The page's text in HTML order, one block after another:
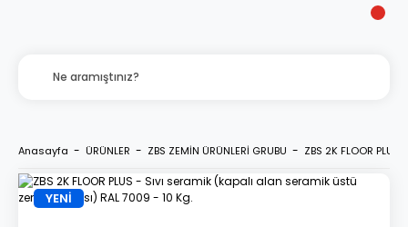
Anasayfa ÜRÜNLER ZBS ZEMİN ÜRÜNLERİ GRUBU ZBS 2K FLOOR
YENİ